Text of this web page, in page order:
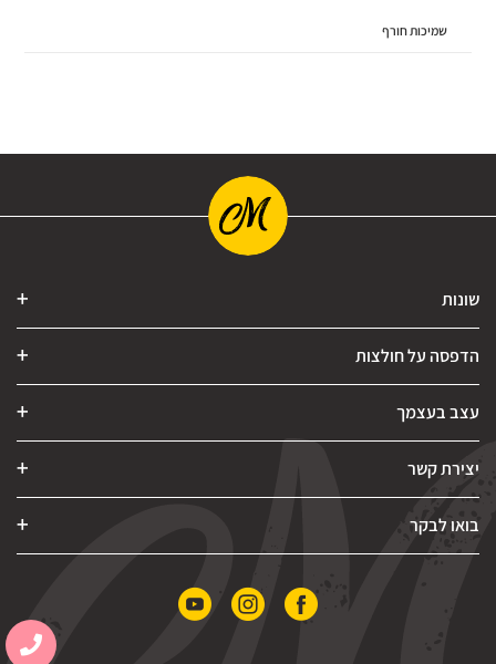
שמיכות חורף
שונות
הדפסה על חולצות
עצב בעצמך
יצירת קשר
בואו לבקר